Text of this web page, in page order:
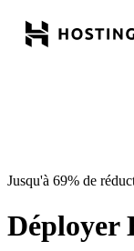
Jusqu'à 69% de
Déployer